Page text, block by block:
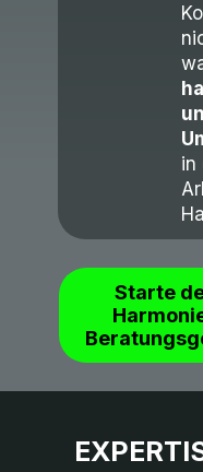
in
Starte